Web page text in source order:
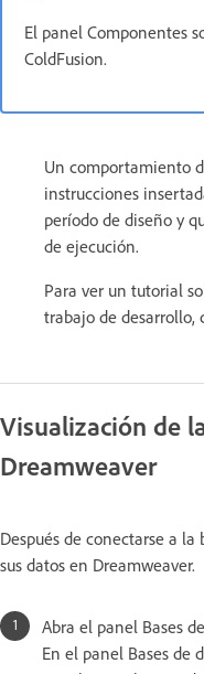
El panel Componentes
ColdFusion.
Un comportamiento
instrucciones
período de diseño y
de ejecución.
Para ver un tutorial
trabajo de desarrollo,
Visualización de
Dreamweaver
Después de conectarse a la
sus datos en Dreamweaver.
Abra el panel Bases
En el panel Bases de